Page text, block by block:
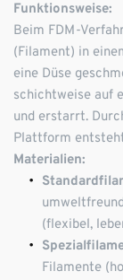
Funktionsweise:
Beim FDM-
(Filament) in
eine Düse
schichtweise auf
und erstarrt.
Plattform
Materialien:
(flexibel,
Filamente